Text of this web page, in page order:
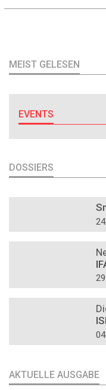
MEIST GELESEN
EVENTS
DOSSIERS
AKTUELLE AUSGABE